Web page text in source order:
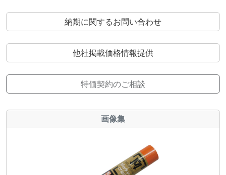
納期に関するお問い合わせ
他社掲載価格情報提供
特価契約のご相談
画像集